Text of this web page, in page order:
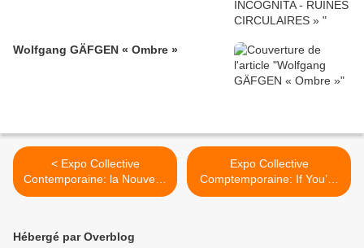
Wolfgang GÄFGEN « Ombre »
< Expo Collective
Contemporaine: la Nouvelle
Figuration
Expo Collective
Comptemporaine: If You’re
Accidentally Not Included,
Hébergé par Overblog